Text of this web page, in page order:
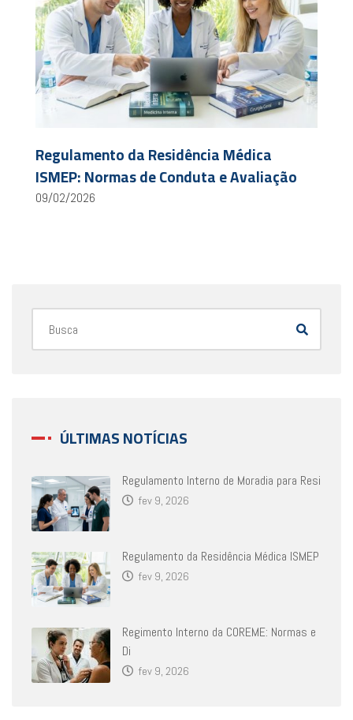
Regulamento da Residência Médica
ISMEP: Normas de Conduta e Avaliação
09/02/2026
ÚLTIMAS NOTÍCIAS
Regulamento Interno de Moradia para Resi
fev 9, 2026
Regulamento da Residência Médica ISMEP
fev 9, 2026
Regimento Interno da COREME: Normas e
Di
fev 9, 2026